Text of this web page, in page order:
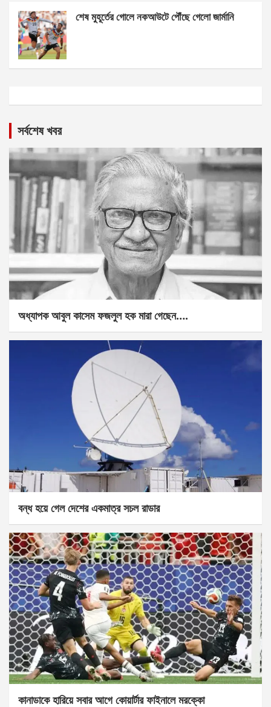
শেষ মুহূর্তের গোলে নকআউটে পৌঁছে গেলো জার্মানি
সর্বশেষ খবর
অধ্যাপক আবুল কাসেম ফজলুল হক মারা গেছেন….
বন্ধ হয়ে গেল দেশের একমাত্র সচল রাডার
কানাডাকে হারিয়ে সবার আগে কোয়ার্টার ফাইনালে মরক্কো